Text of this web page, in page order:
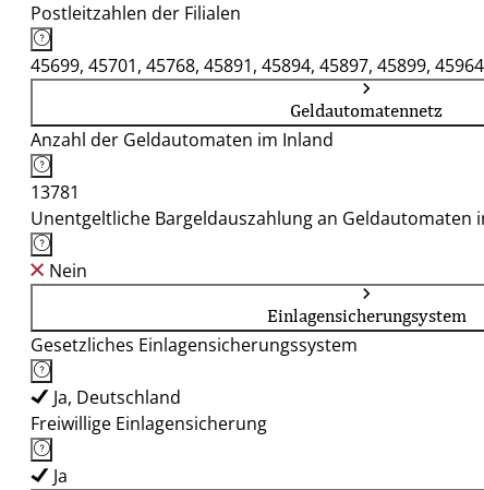
Postleitzahlen der Filialen
45699, 45701, 45768, 45891, 45894, 45897, 45899, 45964
Geldautomatennetz
Anzahl der Geldautomaten im Inland
13781
Unentgeltliche Bargeldauszahlung an Geldautomaten
Nein
Einlagensicherungsystem
Gesetzliches Einlagensicherungssystem
Ja, Deutschland
Freiwillige Einlagensicherung
Ja